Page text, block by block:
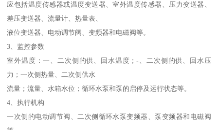
应包括温度传感器或温度变送器、室外温度传感器、压力变送器、
差压变送器、流量计、热量表、
液位变送器、电动调节阀、变频器和电磁阀等。
3、监控参数
室外温度：一、二次侧的供、回水温度；-、二次侧的供、回水压
力；一次侧热量、二次侧供水
流量；流量、水箱水位；循环水泵和泵的启停及运行状态等。
4、执行机构
一次侧的电动调节阀、二次侧循环水泵变频器、泵变频器和电磁阀